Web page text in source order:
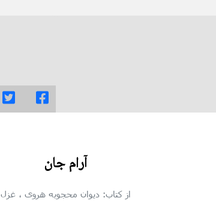
آرام جان
از کتاب: دیوان محجوبه هروی ، غزل